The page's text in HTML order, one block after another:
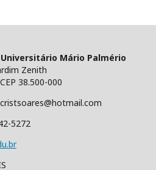
Universitário Mário Palmério
Zenith
38.500-000
cristsoares@hotmail.com
5272